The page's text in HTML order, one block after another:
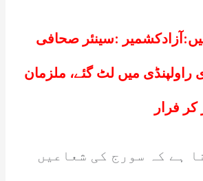
آزادکشمیر :سینئر صحافی
راولپنڈی میں لٹ گئے، ملزمان
فرار
ہے کہ سورج کی شعاعیں